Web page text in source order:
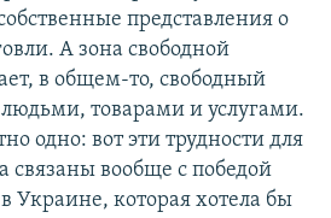
представления о
А зона свободной
в общем-то, свободный
товарами и услугами.
одно: вот эти трудности для
связаны вообще с победой
Украине, которая хотела бы